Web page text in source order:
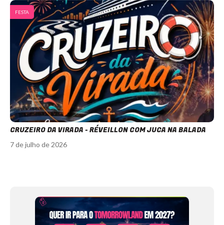
FESTA
CRUZEIRO DA VIRADA - RÉVEILLON COM JUCA NA BALADA
7 de julho de 2026